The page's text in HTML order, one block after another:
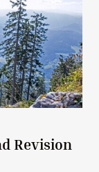
Revision